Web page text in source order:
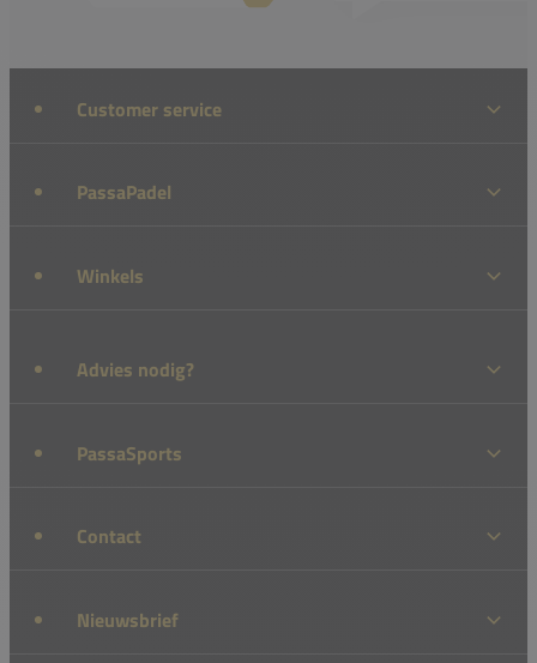
Customer service
PassaPadel
Winkels
Advies nodig?
PassaSports
Contact
Nieuwsbrief